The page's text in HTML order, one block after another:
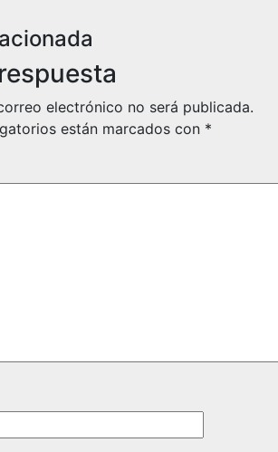
electrónico no será publicada.
están marcados con *